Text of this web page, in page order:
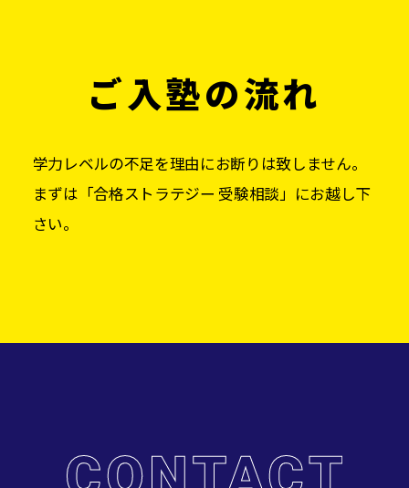
ご入塾の流れ
学力レベルの不足を理由にお断りは致しません。
まずは「合格ストラテジー 受験相談」にお越し下
さい。